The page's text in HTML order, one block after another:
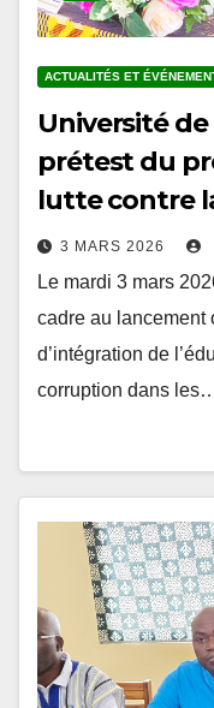
Université de
prétest du
lutte contre
Le mardi 3 mars
cadre au lancement
d’intégration de
corruption dans